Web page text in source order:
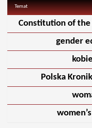
Temat
Constitution of the
gender
Polska